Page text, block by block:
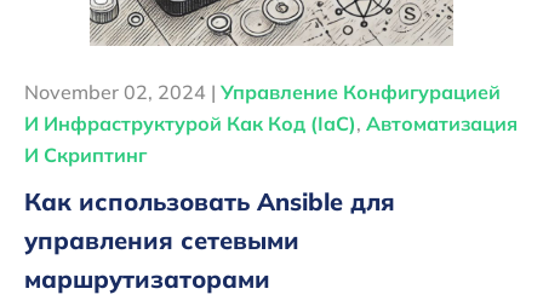
November 02, 2024 | Управление Конфигурацией
И Инфраструктурой Как Код (IaC), Автоматизация
И Скриптинг
Как использовать Ansible для
управления сетевыми
маршрутизаторами